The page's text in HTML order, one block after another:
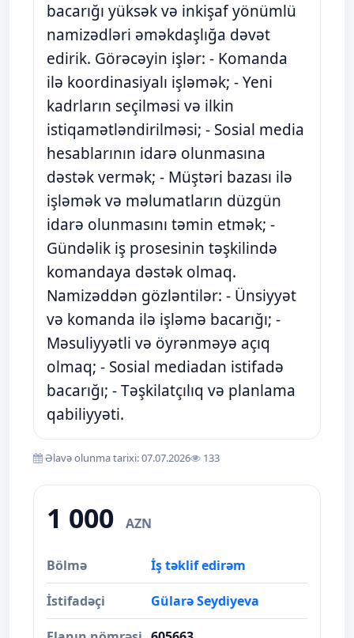
bacarığı yüksək və inkişaf yönümlü
namizədləri əməkdaşlığa dəvət
edirik. Görəcəyin işlər: - Komanda
ilə koordinasiyalı işləmək; - Yeni
kadrların seçilməsi və ilkin
istiqamətləndirilməsi; - Sosial media
hesablarının idarə olunmasına
dəstək vermək; - Müştəri bazası ilə
işləmək və məlumatların düzgün
idarə olunmasını təmin etmək; -
Gündəlik iş prosesinin təşkilində
komandaya dəstək olmaq.
Namizəddən gözləntilər: - Ünsiyyət
və komanda ilə işləmə bacarığı; -
Məsuliyyətli və öyrənməyə açıq
olmaq; - Sosial mediadan istifadə
bacarığı; - Təşkilatçılıq və planlama
qabiliyyəti.
Əlavə olunma tarixi: 07.07.2026 133
1 000 AZN
Bölmə İş təklif edirəm
İstifadəçi Gülarə Seydiyeva